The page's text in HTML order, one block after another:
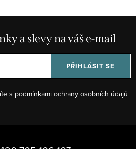
a slevy na váš e-mail
s podmínkami ochrany osobních údajů
PŘIHLÁSIT SE